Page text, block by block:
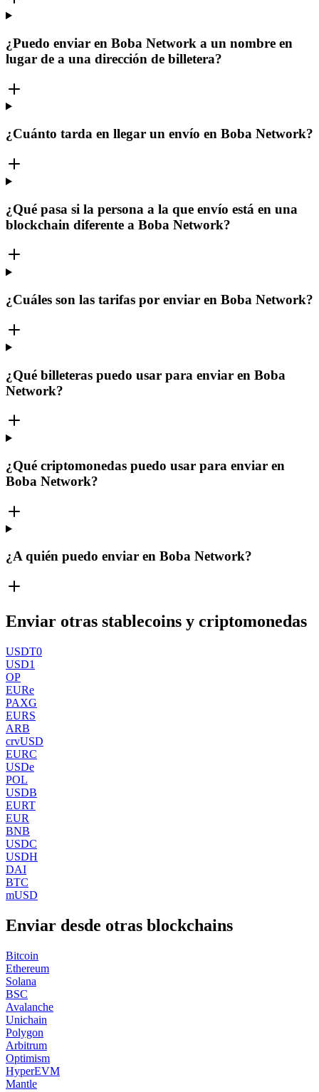
¿Puedo enviar en Boba Network a un nombre en
lugar de a una dirección de billetera?
¿Cuánto tarda en llegar un envío en Boba Network?
¿Qué pasa si la persona a la que envío está en una
blockchain diferente a Boba Network?
¿Cuáles son las tarifas por enviar en Boba Network?
¿Qué billeteras puedo usar para enviar en Boba
Network?
¿Qué criptomonedas puedo usar para enviar en
Boba Network?
¿A quién puedo enviar en Boba Network?
Enviar otras stablecoins y criptomonedas
USDT0
USD1
OP
EURe
PAXG
EURS
ARB
crvUSD
EURC
USDe
POL
USDB
EURT
EUR
BNB
USDC
USDH
DAI
BTC
mUSD
Enviar desde otras blockchains
Bitcoin
Ethereum
Solana
BSC
Avalanche
Unichain
Polygon
Arbitrum
Optimism
HyperEVM
Mantle